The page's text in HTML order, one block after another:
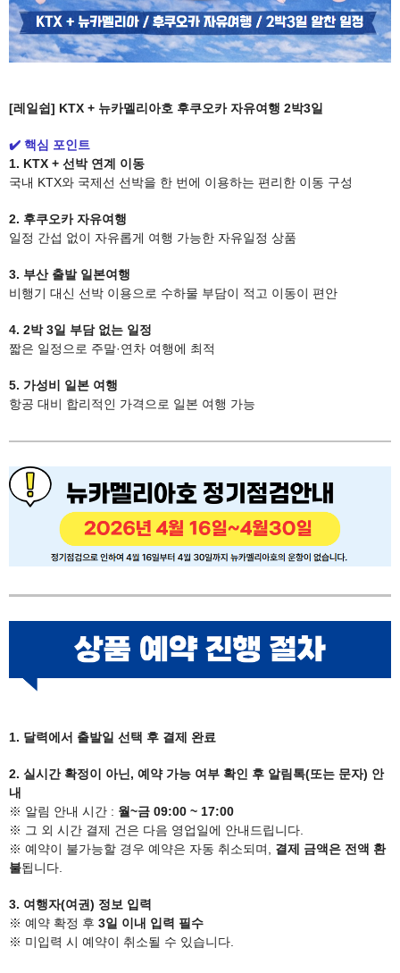
[레일쉽] KTX + 뉴카멜리아호 후쿠오카 자유여행 2박3일
✔️ 핵심 포인트
1. KTX + 선박 연계 이동
국내 KTX와 국제선 선박을 한 번에 이용하는 편리한 이동 구성
2. 후쿠오카 자유여행
일정 간섭 없이 자유롭게 여행 가능한 자유일정 상품
3. 부산 출발 일본여행
비행기 대신 선박 이용으로 수하물 부담이 적고 이동이 편안
4. 2박 3일 부담 없는 일정
짧은 일정으로 주말·연차 여행에 최적
5. 가성비 일본 여행
항공 대비 합리적인 가격으로 일본 여행 가능​
1. 달력에서 출발일 선택 후 결제 완료
2. 실시간 확정이 아닌, 예약 가능 여부 확인 후 알림톡(또는 문자) 안
내
※ 알림 안내 시간 : 월~금 09:00 ~ 17:00
※ 그 외 시간 결제 건은 다음 영업일에 안내드립니다.
※ 예약이 불가능할 경우 예약은 자동 취소되며, 결제 금액은 전액 환
불됩니다.
3. 여행자(여권) 정보 입력
※ 예약 확정 후 3일 이내 입력 필수
※ 미입력 시 예약이 취소될 수 있습니다.​